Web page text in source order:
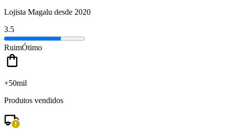
Lojista Magalu desde 2020
3.5
RuimÓtimo
+50mil
Produtos vendidos